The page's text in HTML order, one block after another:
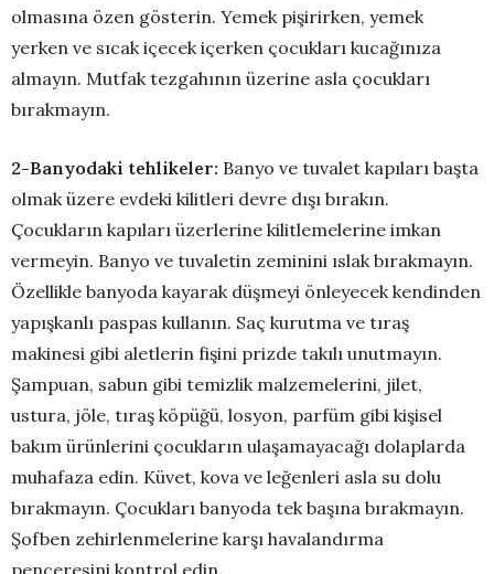
olmasına özen gösterin. Yemek pişirirken, yemek
yerken ve sıcak içecek içerken çocukları kucağınıza
almayın. Mutfak tezgahının üzerine asla çocukları
bırakmayın.
2-Banyodaki tehlikeler: Banyo ve tuvalet kapıları başta
olmak üzere evdeki kilitleri devre dışı bırakın.
Çocukların kapıları üzerlerine kilitlemelerine imkan
vermeyin. Banyo ve tuvaletin zeminini ıslak bırakmayın.
Özellikle banyoda kayarak düşmeyi önleyecek kendinden
yapışkanlı paspas kullanın. Saç kurutma ve tıraş
makinesi gibi aletlerin fişini prizde takılı unutmayın.
Şampuan, sabun gibi temizlik malzemelerini, jilet,
ustura, jöle, tıraş köpüğü, losyon, parfüm gibi kişisel
bakım ürünlerini çocukların ulaşamayacağı dolaplarda
muhafaza edin. Küvet, kova ve leğenleri asla su dolu
bırakmayın. Çocukları banyoda tek başına bırakmayın.
Şofben zehirlenmelerine karşı havalandırma